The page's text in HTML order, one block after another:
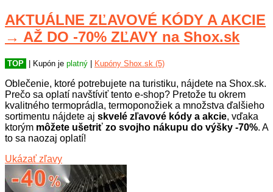
AKTUÁLNE ZĽAVOVÉ KÓDY A AKCIE
→ AŽ DO -70% ZĽAVY na Shox.sk
TOP | Kupón je platný Kupóny Shox.sk (5)
Oblečenie, ktoré potrebujete na turistiku, nájdete na Shox.sk.
Prečo sa oplatí navštíviť tento e-shop? Pretože tu okrem
kvalitného termoprádla, termoponožiek a množstva ďalšieho
sortimentu nájdete aj skvelé zľavové kódy a akcie, vďaka
ktorým môžete ušetriť zo svojho nákupu do výšky -70%. A
to sa naozaj oplatí!
Ukázať zľavy